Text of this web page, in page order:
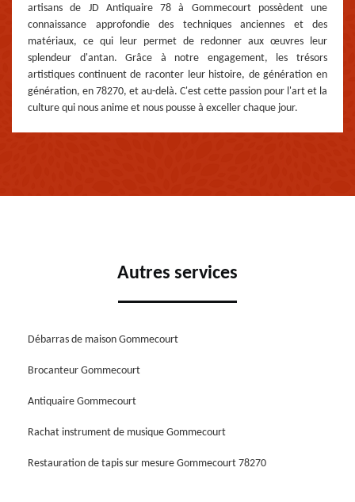
artisans de JD Antiquaire 78 à Gommecourt possèdent une
connaissance approfondie des techniques anciennes et des
matériaux, ce qui leur permet de redonner aux œuvres leur
splendeur d'antan. Grâce à notre engagement, les trésors
artistiques continuent de raconter leur histoire, de génération en
génération, en 78270, et au-delà. C'est cette passion pour l'art et la
culture qui nous anime et nous pousse à exceller chaque jour.
Autres services
Débarras de maison Gommecourt
Brocanteur Gommecourt
Antiquaire Gommecourt
Rachat instrument de musique Gommecourt
Restauration de tapis sur mesure Gommecourt 78270